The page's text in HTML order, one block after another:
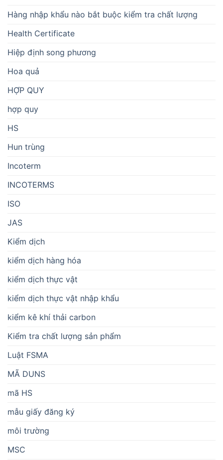
Hàng nhập khẩu nào bắt buộc kiểm tra chất lượng
Health Certificate
Hiệp định song phương
Hoa quả
HỢP QUY
hợp quy
HS
Hun trùng
Incoterm
INCOTERMS
ISO
JAS
Kiểm dịch
kiểm dịch hàng hóa
kiểm dịch thực vật
kiểm dịch thực vật nhập khẩu
kiểm kê khí thải carbon
Kiểm tra chất lượng sản phẩm
Luật FSMA
MÃ DUNS
mã HS
mẫu giấy đăng ký
môi trường
MSC